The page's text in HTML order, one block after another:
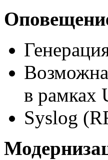
в рамках
Syslog (